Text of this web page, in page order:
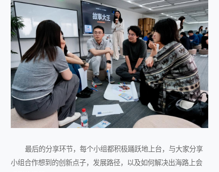
最后的分享环节，每个小组都积极踊跃地上台，与大家分享
小组合作想到的创新点子，发展路径，以及如何解决出海路上会